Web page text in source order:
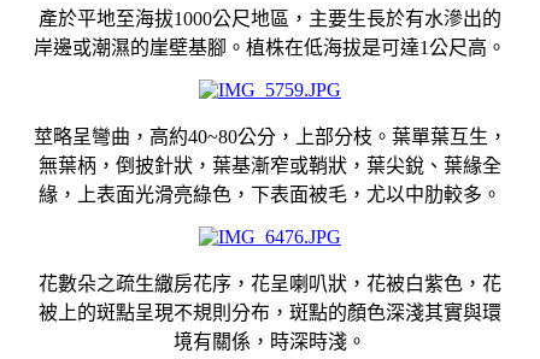
產於平地至海拔1000公尺地區，主要生長於有水滲出的
岸邊或潮濕的崖壁基腳。植株在低海拔是可達1公尺高。
莖略呈彎曲，高約40~80公分，上部分枝。葉單葉互生，
無葉柄，倒披針狀，葉基漸窄或鞘狀，葉尖銳、葉緣全
緣，上表面光滑亮綠色，下表面被毛，尤以中肋較多。
花數朵之疏生繖房花序，花呈喇叭狀，花被白紫色，花
被上的斑點呈現不規則分布，斑點的顏色深淺其實與環
境有關係，時深時淺。